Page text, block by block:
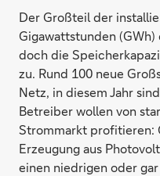
Der Großteil der
Gigawattstunden
doch die
zu. Rund 100 neue
Netz, in diesem Jahr
Betreiber wollen von
Strommarkt profitieren:
Erzeugung aus
einen niedrigen oder